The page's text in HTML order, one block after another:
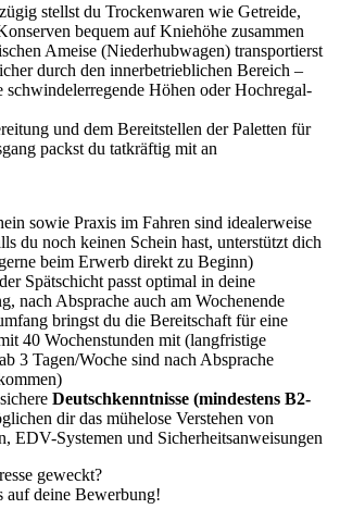
stellst du Trockenwaren wie Getreide,
bequem auf Kniehöhe zusammen
Ameise (Niederhubwagen) transportierst
durch den innerbetrieblichen Bereich –
schwindelerregende Höhen oder Hochregal-
und dem Bereitstellen der Paletten für
packst du tatkräftig mit an
sowie Praxis im Fahren sind idealerweise
du noch keinen Schein hast, unterstützt dich
beim Erwerb direkt zu Beginn)
Spätschicht passt optimal in deine
nach Absprache auch am Wochenende
bringst du die Bereitschaft für eine
40 Wochenstunden mit (langfristige
3 Tagen/Woche sind nach Absprache
Deutschkenntnisse (mindestens B2-
dir das mühelose Verstehen von
EDV-Systemen und Sicherheitsanweisungen
geweckt?
auf deine Bewerbung!